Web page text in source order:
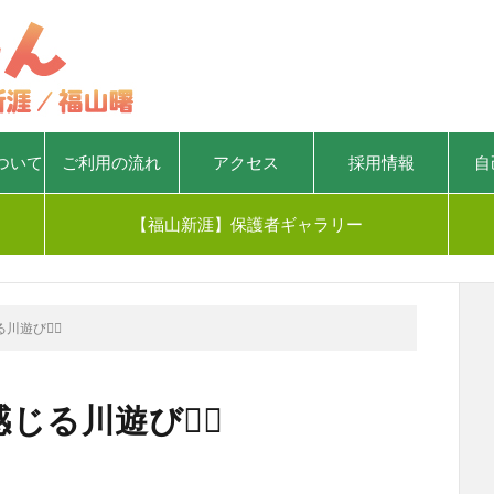
いて ご利用の流れ アクセス 採用情報
【福山新涯】保護者ギャラリー
遊び🚣‍♀️
る川遊び🚣‍♀️